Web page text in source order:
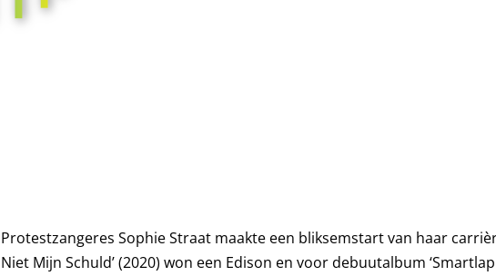
Protestzangeres Sophie Straat maakte een bliksemstart van haar
Niet Mijn Schuld’ (2020) won een Edison en voor debuutalbum